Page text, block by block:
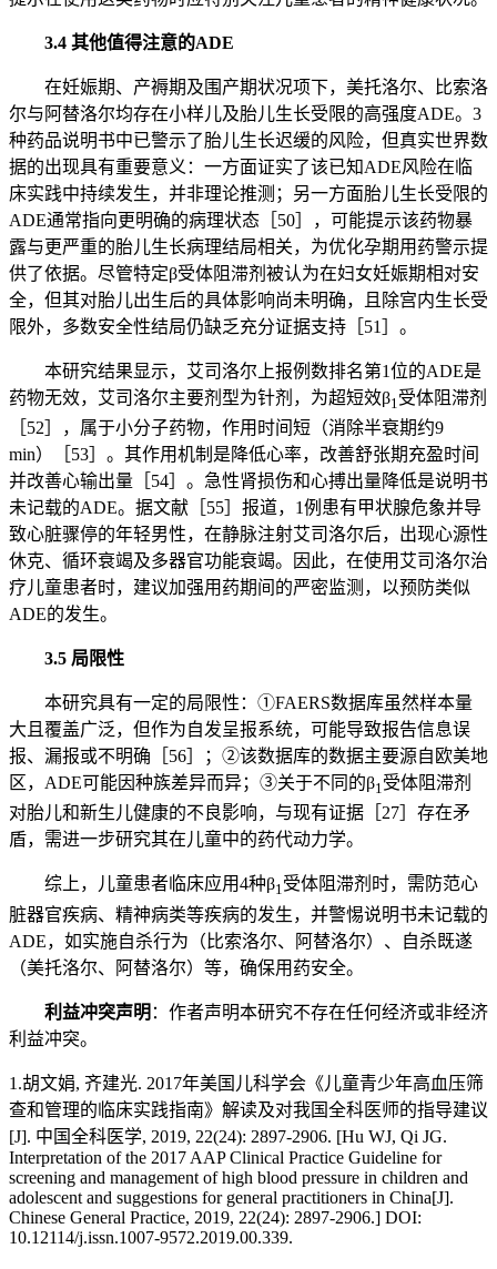
3.4 其他值得注意的ADE
在妊娠期、产褥期及围产期状况项下，美托洛尔、比索洛
尔与阿替洛尔均存在小样儿及胎儿生长受限的高强度ADE。3
种药品说明书中已警示了胎儿生长迟缓的风险，但真实世界数
据的出现具有重要意义：一方面证实了该已知ADE风险在临
床实践中持续发生，并非理论推测；另一方面胎儿生长受限的
ADE通常指向更明确的病理状态［50］，可能提示该药物暴
露与更严重的胎儿生长病理结局相关，为优化孕期用药警示提
供了依据。尽管特定β受体阻滞剂被认为在妇女妊娠期相对安
全，但其对胎儿出生后的具体影响尚未明确，且除宫内生长受
限外，多数安全性结局仍缺乏充分证据支持［51］。
本研究结果显示，艾司洛尔上报例数排名第1位的ADE是
药物无效，艾司洛尔主要剂型为针剂，为超短效β1受体阻滞剂
［52］，属于小分子药物，作用时间短（消除半衰期约9
min）［53］。其作用机制是降低心率，改善舒张期充盈时间
并改善心输出量［54］。急性肾损伤和心搏出量降低是说明书
未记载的ADE。据文献［55］报道，1例患有甲状腺危象并导
致心脏骤停的年轻男性，在静脉注射艾司洛尔后，出现心源性
休克、循环衰竭及多器官功能衰竭。因此，在使用艾司洛尔治
疗儿童患者时，建议加强用药期间的严密监测，以预防类似
ADE的发生。
3.5 局限性
本研究具有一定的局限性：①FAERS数据库虽然样本量
大且覆盖广泛，但作为自发呈报系统，可能导致报告信息误
报、漏报或不明确［56］；②该数据库的数据主要源自欧美地
区，ADE可能因种族差异而异；③关于不同的β1受体阻滞剂
对胎儿和新生儿健康的不良影响，与现有证据［27］存在矛
盾，需进一步研究其在儿童中的药代动力学。
综上，儿童患者临床应用4种β1受体阻滞剂时，需防范心
脏器官疾病、精神病类等疾病的发生，并警惕说明书未记载的
ADE，如实施自杀行为（比索洛尔、阿替洛尔）、自杀既遂
（美托洛尔、阿替洛尔）等，确保用药安全。
利益冲突声明 ：作者声明本研究不存在任何经济或非经济
利益冲突。
1.胡文娟, 齐建光. 2017年美国儿科学会《儿童青少年高血压筛
查和管理的临床实践指南》解读及对我国全科医师的指导建议
[J]. 中国全科医学, 2019, 22(24): 2897-2906. [Hu WJ, Qi JG.
Interpretation of the 2017 AAP Clinical Practice Guideline for
screening and management of high blood pressure in children and
adolescent and suggestions for general practitioners in China[J].
Chinese General Practice, 2019, 22(24): 2897-2906.] DOI:
10.12114/j.issn.1007-9572.2019.00.339.